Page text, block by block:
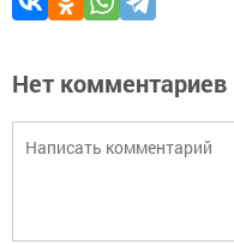
Нет комментариев